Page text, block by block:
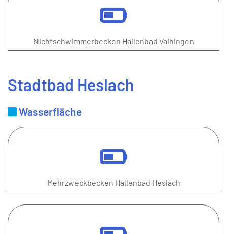
Nichtschwimmerbecken Hallenbad Vaihingen
Stadtbad Heslach
Wasserfläche
Mehrzweckbecken Hallenbad Heslach